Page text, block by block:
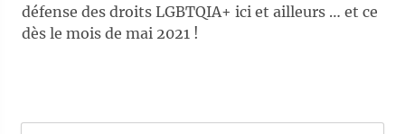
défense des droits LGBTQIA+ ici et ailleurs … et ce
dès le mois de mai 2021 !